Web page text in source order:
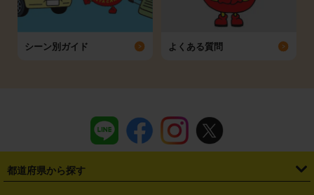
シーン別ガイド よくある質問
都道府県から探す